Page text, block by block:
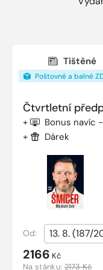
Tištěné
Poštovné a balné
Čtvrtletní
+ Bonus navíc
+ Dárek
Od:
2166 Kč
Na stánku:2173 Kč